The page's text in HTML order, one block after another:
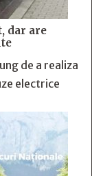
dar are
de a realiza
electrice